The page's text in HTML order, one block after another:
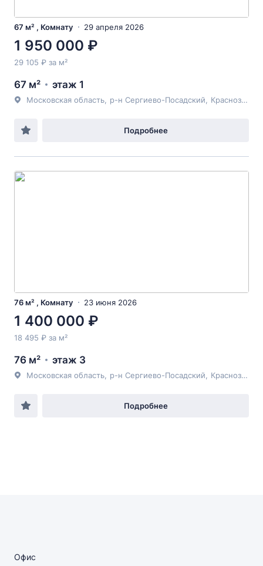
67 м² , Комнату 29 апреля 2026
1 950 000 ₽
29 105 ₽ за м²
67 м² этаж 1
Московская область р-н Сергиево-Посадский Краснозаводск
Подробнее
76 м² , Комнату 23 июня 2026
1 400 000 ₽
18 495 ₽ за м²
76 м² этаж 3
Московская область р-н Сергиево-Посадский Краснозаводск
Подробнее
Офис